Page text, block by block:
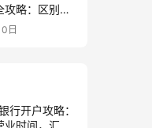
攻略：区别、
策详解（附
日
行开户攻略：